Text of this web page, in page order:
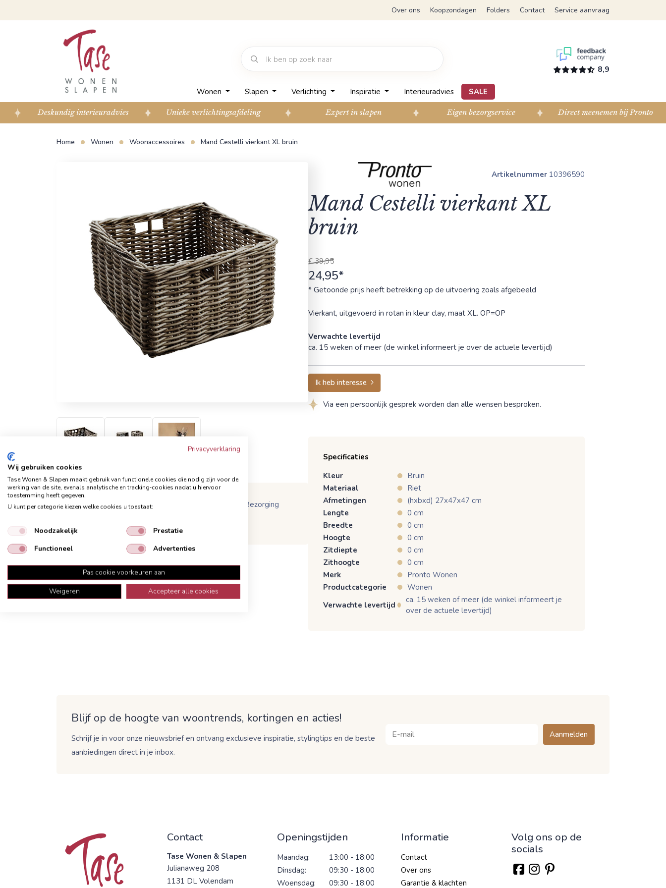
Over ons Koopzondagen Folders Contact Service aanvraag
Wonen Slapen Verlichting Inspiratie Interieuradvies SALE
8,9
Deskundig interieuradvies Unieke verlichtingsafdeling Expert in slapen Eigen bezorgservice Direct meenemen bij Pronto
Home Wonen Woonaccessoires Mand Cestelli vierkant XL bruin
Omschrijving Onderhoud
Bezorging
Mand Cestelli vierkant XL bruin
Artikelnummer 10396590
Mand Cestelli vierkant XL
bruin
€ 39,95
24,95*
* Getoonde prijs heeft betrekking op de uitvoering zoals afgebeeld
Vierkant, uitgevoerd in rotan in kleur clay, maat XL. OP=OP
Verwachte levertijd
ca. 15 weken of meer (de winkel informeert je over de actuele levertijd)
Ik heb interesse
Via een persoonlijk gesprek worden dan alle wensen besproken.
Specificaties
Kleur
Bruin
Materiaal
Riet
Afmetingen
(hxbxd) 27x47x47 cm
Lengte
0 cm
Breedte
0 cm
Hoogte
0 cm
Zitdiepte
0 cm
Zithoogte
0 cm
Merk
Pronto Wonen
Productcategorie
Wonen
Verwachte levertijd
ca. 15 weken of meer (de winkel informeert je
over de actuele levertijd)
Blijf op de hoogte van woontrends, kortingen en acties!
Schrijf je in voor onze nieuwsbrief en ontvang exclusieve inspiratie, stylingtips en de beste
aanbiedingen direct in je inbox.
Aanmelden
Contact
Tase Wonen & Slapen
Julianaweg 208
1131 DL Volendam
Openingstijden
Maandag:
13:00 - 18:00
Dinsdag:
09:30 - 18:00
Woensdag:
09:30 - 18:00
Informatie
Contact
Over ons
Garantie & klachten
Volg ons op de
socials
Privacyverklaring
Wij gebruiken cookies
Tase Wonen & Slapen maakt gebruik van functionele cookies die nodig zijn voor de
werking van de site, evenals analytische en tracking‑cookies nadat u hiervoor
toestemming heeft gegeven.
U kunt per categorie kiezen welke cookies u toestaat:
Noodzakelijk
Prestatie
Functioneel
Advertenties
Pas cookie voorkeuren aan
Weigeren
Accepteer alle cookies